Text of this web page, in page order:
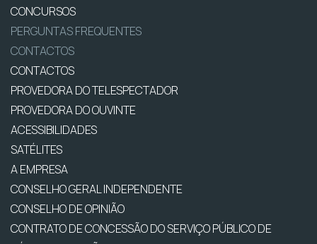
CONCURSOS
PERGUNTAS FREQUENTES
CONTACTOS
CONTACTOS
PROVEDORA DO TELESPECTADOR
PROVEDORA DO OUVINTE
ACESSIBILIDADES
SATÉLITES
A EMPRESA
CONSELHO GERAL INDEPENDENTE
CONSELHO DE OPINIÃO
CONTRATO DE CONCESSÃO DO SERVIÇO PÚBLICO DE